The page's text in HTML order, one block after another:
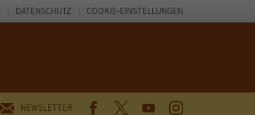
NEWSLETTER FACEBOOKTWITTERYOUTUBEINSTAGRAM
DATENSCHUTZ COOKIE-EINSTELLUNGEN